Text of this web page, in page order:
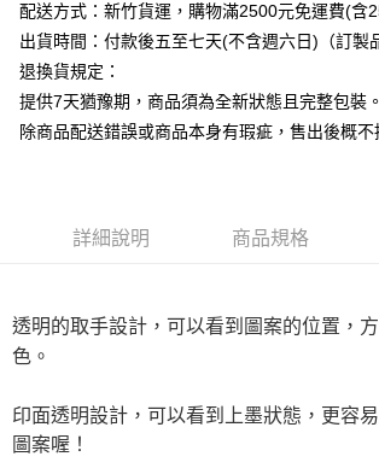
配送方式：新竹貨運，購物滿2500元免運費(含
出貨時間：付款後五至七天(不含週六日)（訂製
退換貨規定：
提供7天猶豫期，商品須為全新狀態且完整包裝。
除商品配送錯誤或商品本身有瑕疵，售出後概不
詳細說明 商品規格
透明的取手設計，可以看到圖案的位置，
色。
印面透明設計，可以看到上墨狀態，更容
圖案喔！